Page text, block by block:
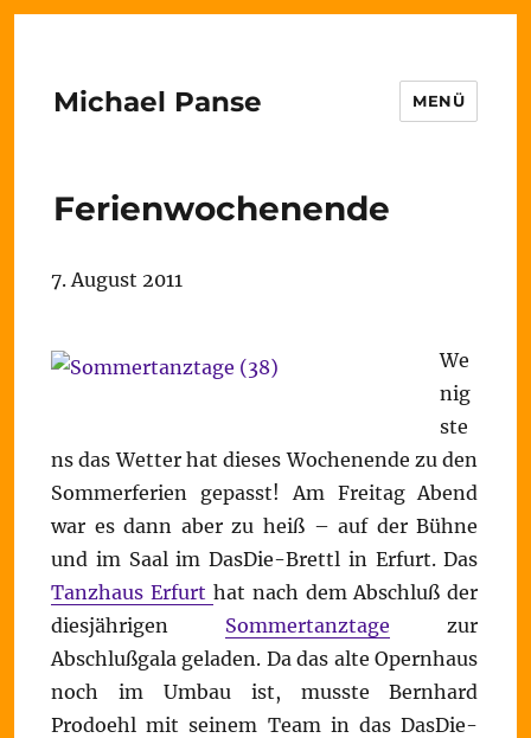
Michael Panse MENÜ
Ferienwochenende
7. August 2011
We
nig
ste
ns das Wetter hat dieses Wochenende zu den
Sommerferien gepasst! Am Freitag Abend
war es dann aber zu heiß – auf der Bühne
und im Saal im DasDie-Brettl in Erfurt. Das
Tanzhaus Erfurt hat nach dem Abschluß der
diesjährigen Sommertanztage zur
Abschlußgala geladen. Da das alte Opernhaus
noch im Umbau ist, musste Bernhard
Prodoehl mit seinem Team in das DasDie-